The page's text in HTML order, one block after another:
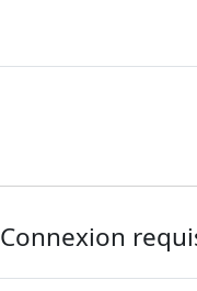
Connexion